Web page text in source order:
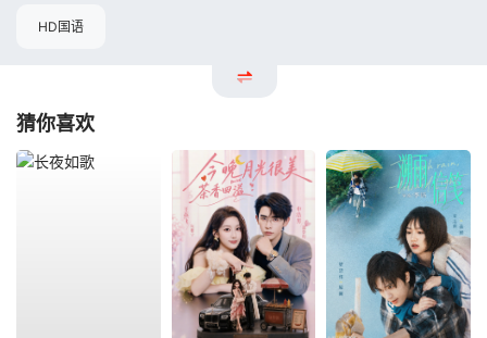
HD国语
猜你喜欢